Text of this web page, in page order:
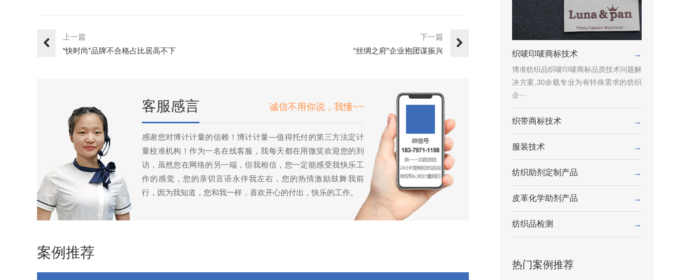
上一篇
“快时尚”品牌不合格占比居高不下
下一篇
“丝绸之府”企业抱团谋振兴
客服感言 诚信不用你说，我懂~~
感谢您对博计计量的信赖！博计计量—值得托付的第三方法定计
量校准机构！作为一名在线客服，我每天都在用微笑欢迎您的到
访，虽然您在网络的另一端，但我相信，您一定能感受我快乐工
作的感觉，您的亲切言语永伴我左右，您的热情激励鼓舞我前
行，因为我知道，您和我一样，喜欢开心的付出，快乐的工作。
案例推荐
织唛印唛商标技术 →
博准纺织品织唛印唛商标品质技术问题解
决方案,30余载专业为有特殊需求的纺织
企···
织带商标技术 →
服装技术 →
纺织助剂定制产品 →
皮革化学助剂产品 →
纺织品检测 →
热门案例推荐